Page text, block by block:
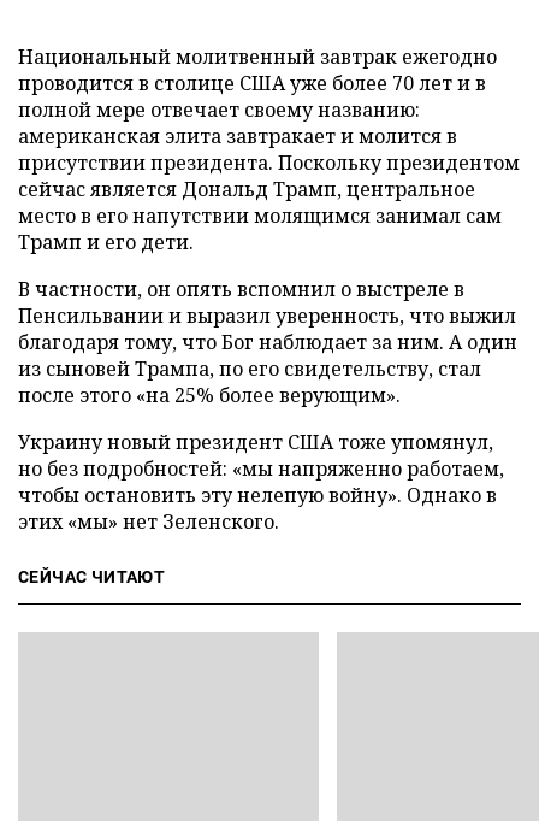
Национальный молитвенный завтрак ежегодно
проводится в столице США уже более 70 лет и в
полной мере отвечает своему названию:
американская элита завтракает и молится в
присутствии президента. Поскольку президентом
сейчас является Дональд Трамп, центральное
место в его напутствии молящимся занимал сам
Трамп и его дети.
В частности, он опять вспомнил о выстреле в
Пенсильвании и выразил уверенность, что выжил
благодаря тому, что Бог наблюдает за ним. А один
из сыновей Трампа, по его свидетельству, стал
после этого «на 25% более верующим».
Украину новый президент США тоже упомянул,
но без подробностей: «мы напряженно работаем,
чтобы остановить эту нелепую войну». Однако в
этих «мы» нет Зеленского.
СЕЙЧАС ЧИТАЮТ